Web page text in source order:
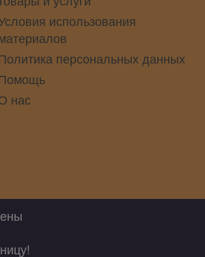
использования
персональных данных
нас